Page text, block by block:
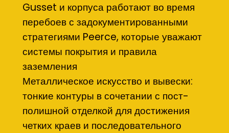
Gusset и корпуса работают во время
перебоев с задокументированными
стратегиями Peerce, которые уважают
системы покрытия и правила
заземления
Металлическое искусство и вывески:
тонкие контуры в сочетании с пост-
полишной отделкой для достижения
четких краев и последовательного